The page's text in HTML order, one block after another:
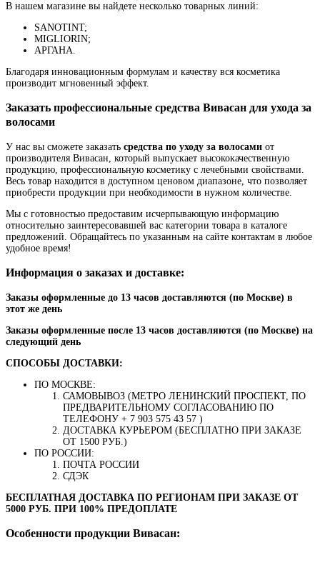
В нашем магазине вы найдете несколько товарных линий:
SANOTINT;
MIGLIORIN;
АРГАНА.
Благодаря инновационным формулам и качеству вся косметика
производит мгновенный эффект.
Заказать профессиональные средства Вивасан для ухода за
волосами
У нас вы сможете заказать средства по уходу за волосами от
производителя Вивасан, который выпускает высококачественную
продукцию, профессиональную косметику с лечебными свойствами.
Весь товар находится в доступном ценовом диапазоне, что позволяет
приобрести продукции при необходимости в нужном количестве.
Мы с готовностью предоставим исчерпывающую информацию
относительно заинтересовавшей вас категории товара в каталоге
предложений. Обращайтесь по указанным на сайте контактам в любое
удобное время!
Информация о заказах и доставке:
Заказы оформленные до 13 часов доставляются (по Москве) в
этот же день
Заказы оформленные после 13 часов доставляются (по Москве) на
следующий день
СПОСОБЫ ДОСТАВКИ:
ПО МОСКВЕ:
САМОВЫВОЗ (МЕТРО ЛЕНИНСКИЙ ПРОСПЕКТ, ПО
ПРЕДВАРИТЕЛЬНОМУ СОГЛАСОВАНИЮ ПО
ТЕЛЕФОНУ + 7 903 575 43 57 )
ДОСТАВКА КУРЬЕРОМ (БЕСПЛАТНО ПРИ ЗАКАЗЕ
ОТ 1500 РУБ.)
ПО РОССИИ:
ПОЧТА РОССИИ
СДЭК
БЕСПЛАТНАЯ ДОСТАВКА ПО РЕГИОНАМ ПРИ ЗАКАЗЕ ОТ
5000 РУБ. ПРИ 100% ПРЕДОПЛАТЕ
Особенности продукции Вивасан: